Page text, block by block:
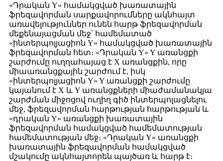
«Դրական Y» համակցված խառատային
ֆրեզավորման սարքավորումները ակնհայտ
առավելություններ ունեն հարթ ֆրեզավորման
մեքենայացման մեջ՝ համեմատած
«ինտերպոլյացիոն Y» համակցված խառատային
ֆրեզավորման հետ։ «Դրական Y» Y առանցքի
շարժումը ուղղահայաց է X առանցքին, որը
միաառանցքային շարժում է, իսկ
«ինտերպոլյացիոն Y» Y առանցքի շարժումը
կայանում է X և Y առանցքների միաժամանակյա
շարժման միջոցով ուղիղ գիծ ինտերպոլացնելու
մեջ, ֆրեզավորման հարթության հարթության և
«դրական Y» առանցքի խառատային
ֆրեզավորման համակցված համեմատության
համեմատության մեջ։ «Դրական Y» առանցքի
խառատային ֆրեզավորման համակցված
մշակումը ակնհայտորեն պայծառ և հարթ է։